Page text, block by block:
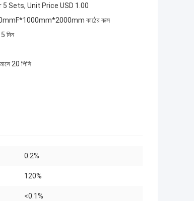
5 Sets, Unit Price USD 1.00
কাঠের বাক্স
দিন
20 পিসি
0.2%
120%
<0.1%